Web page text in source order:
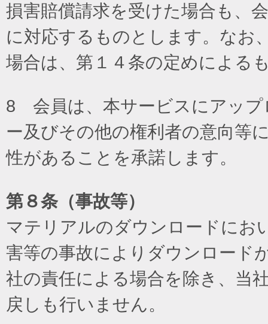
損害賠償請求を受けた場合も、
に対応するものとします。なお
場合は、第１４条の定めによる
8 会員は、本サービスにアップ
ー及びその他の権利者の意向等
性があることを承諾します。
第８条（事故等）
マテリアルのダウンロードにお
害等の事故によりダウンロード
社の責任による場合を除き、当
戻しも行いません。